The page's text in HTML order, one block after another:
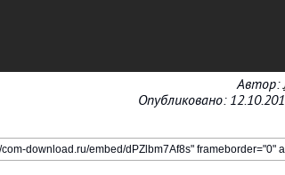
Автор:
Опубликовано: